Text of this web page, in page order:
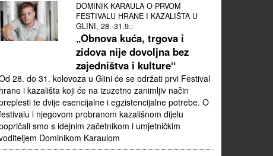
DOMINIK KARAULA O PRVOM
FESTIVALU HRANE I KAZALIŠTA U
GLINI, 28.-31.9.:
„Obnova kuća, trgova i
zidova nije dovoljna bez
zajedništva i kulture“
28. do 31. kolovoza u Glini će se održati prvi Festival
hrane i kazališta koji će na izuzetno zanimljiv način
te dvije esencijalne i egzistencijalne potrebe. O
i njegovom probranom kazališnom dijelu
smo s idejnim začetnikom i umjetničkim
Dominikom Karaulom